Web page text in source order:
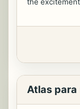
Atlas para